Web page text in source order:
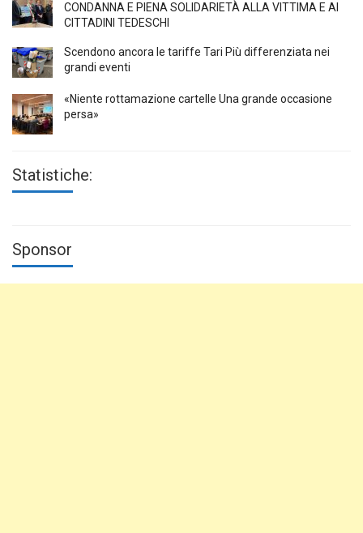
CONDANNA E PIENA SOLIDARIETÀ ALLA VITTIMA E AI
CITTADINI TEDESCHI
Scendono ancora le tariffe Tari Più differenziata nei
grandi eventi
«Niente rottamazione cartelle Una grande occasione
persa»
Statistiche:
Sponsor